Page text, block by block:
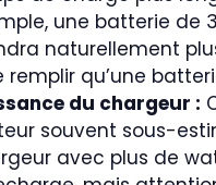
une batterie de
naturellement
remplir qu’une
du chargeur :
souvent sous-
avec plus de